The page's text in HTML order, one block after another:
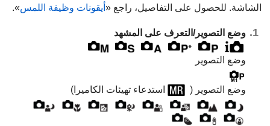
الشاشة. للحصول على التفاصيل، راجع « أيقونات وظيفة اللمس‏».
وضع التصوير/التعرف على المشهد
وضع التصوير
وضع التصوير ( استدعاء تهيئات الكاميرا )